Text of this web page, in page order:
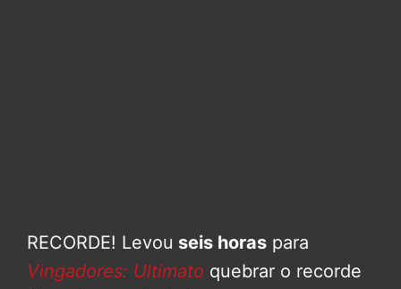
RECORDE! Levou seis horas para
Vingadores: Ultimato quebrar o recorde